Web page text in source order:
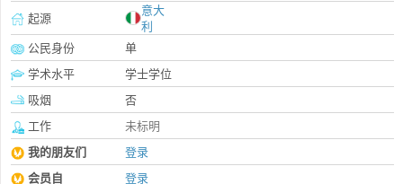
起源
意大
利
公民身份
单
学术水平
学士学位
吸烟
否
工作
未标明
我的朋友们
登录
会员自
登录